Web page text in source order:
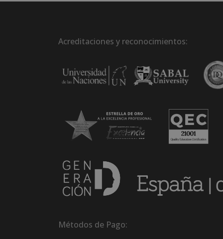
Acreditaciones y reconocimientos:
Métodos de Pago: